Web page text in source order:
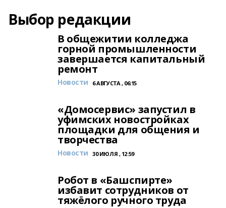
Выбор редакции
В общежитии колледжа
горной промышленности
завершается капитальный
ремонт
Новости 6 АВГУСТА , 06:15
«Домосервис» запустил в
уфимских новостройках
площадки для общения и
творчества
Новости 30 ИЮЛЯ , 12:59
Робот в «Башспирте»
избавит сотрудников от
тяжёлого ручного труда